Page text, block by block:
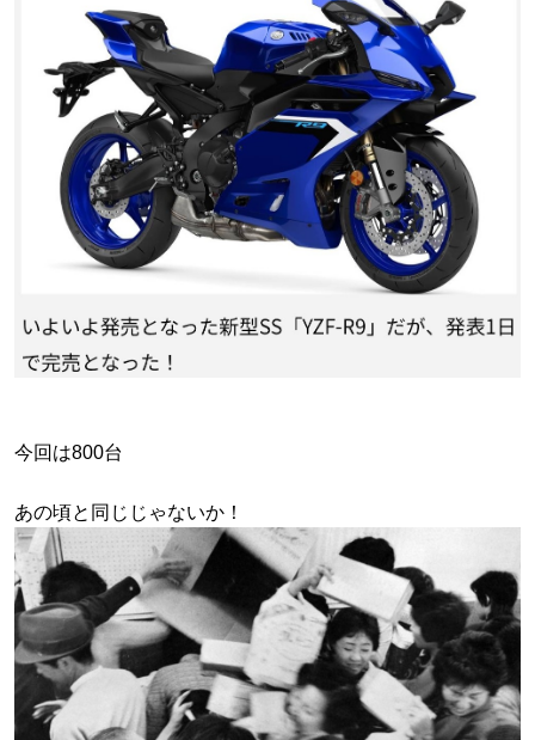
今回は800台
あの頃と同じじゃないか！